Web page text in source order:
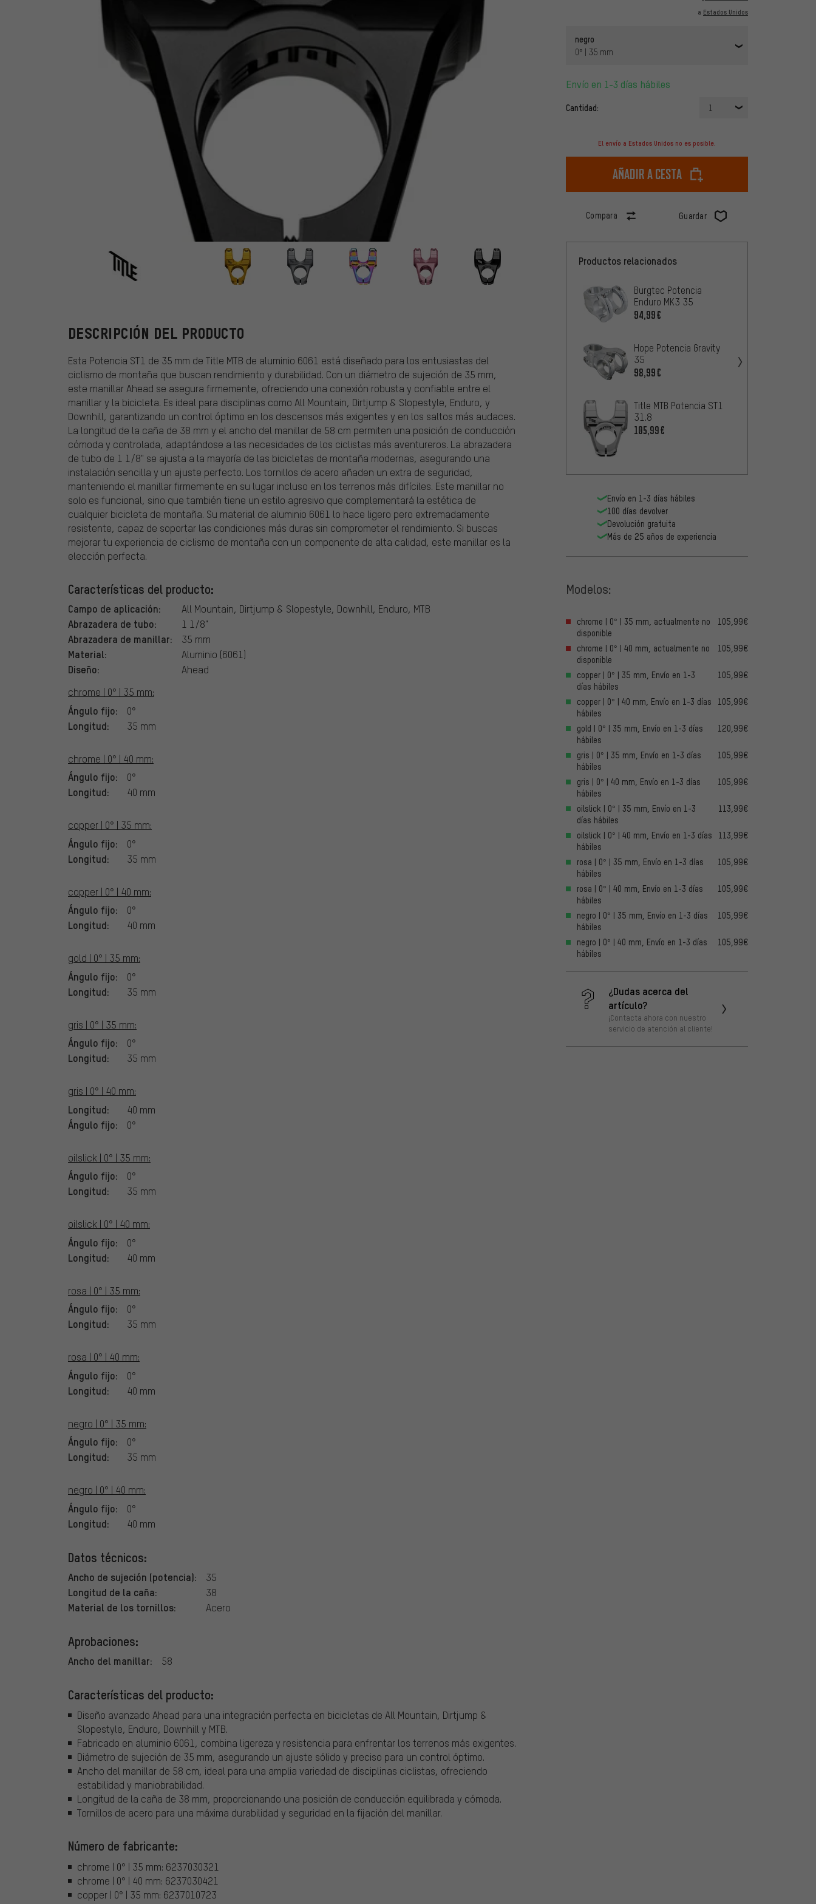
a Estados Unidos
negro
0° | 35 mm
Envío en 1-3 días hábiles
Cantidad: 1
El envío a Estados Unidos no es posible.
Añadir a cesta
Compara Guardar
Title MTB
DESCRIPCIÓN DEL PRODUCTO
Esta Potencia ST1 de 35 mm de Title MTB de aluminio 6061 está diseñado para los entusiastas del
ciclismo de montaña que buscan rendimiento y durabilidad. Con un diámetro de sujeción de 35 mm,
este manillar Ahead se asegura firmemente, ofreciendo una conexión robusta y confiable entre el
manillar y la bicicleta. Es ideal para disciplinas como All Mountain, Dirtjump & Slopestyle, Enduro, y
Downhill, garantizando un control óptimo en los descensos más exigentes y en los saltos más audaces.
La longitud de la caña de 38 mm y el ancho del manillar de 58 cm permiten una posición de conducción
cómoda y controlada, adaptándose a las necesidades de los ciclistas más aventureros. La abrazadera
de tubo de 1 1/8" se ajusta a la mayoría de las bicicletas de montaña modernas, asegurando una
instalación sencilla y un ajuste perfecto. Los tornillos de acero añaden un extra de seguridad,
manteniendo el manillar firmemente en su lugar incluso en los terrenos más difíciles. Este manillar no
solo es funcional, sino que también tiene un estilo agresivo que complementará la estética de
cualquier bicicleta de montaña. Su material de aluminio 6061 lo hace ligero pero extremadamente
resistente, capaz de soportar las condiciones más duras sin comprometer el rendimiento. Si buscas
mejorar tu experiencia de ciclismo de montaña con un componente de alta calidad, este manillar es la
elección perfecta.
Características del producto:
Campo de aplicación: All Mountain, Dirtjump & Slopestyle, Downhill, Enduro, MTB
Abrazadera de tubo: 1 1/8"
Abrazadera de manillar: 35 mm
Material: Aluminio (6061)
Diseño:
Ahead
chrome | 0° | 35 mm:
Ángulo fijo: 0°
Longitud: 35 mm
chrome | 0° | 40 mm:
Ángulo fijo: 0°
Longitud: 40 mm
copper | 0° | 35 mm:
Ángulo fijo: 0°
Longitud: 35 mm
copper | 0° | 40 mm:
Ángulo fijo: 0°
Longitud: 40 mm
gold | 0° | 35 mm:
Ángulo fijo: 0°
Longitud: 35 mm
gris | 0° | 35 mm:
Ángulo fijo: 0°
Longitud: 35 mm
gris | 0° | 40 mm:
Longitud: 40 mm
Ángulo fijo: 0°
oilslick | 0° | 35 mm:
Ángulo fijo: 0°
Longitud: 35 mm
oilslick | 0° | 40 mm:
Ángulo fijo: 0°
Longitud: 40 mm
rosa | 0° | 35 mm:
Ángulo fijo: 0°
Longitud: 35 mm
rosa | 0° | 40 mm:
Ángulo fijo: 0°
Longitud: 40 mm
negro | 0° | 35 mm:
Ángulo fijo: 0°
Longitud: 35 mm
negro | 0° | 40 mm:
Ángulo fijo: 0°
Longitud: 40 mm
Datos técnicos:
Ancho de sujeción (potencia): 35
Longitud de la caña: 38
Material de los tornillos: Acero
Aprobaciones:
Ancho del manillar: 58
Características del producto:
Diseño avanzado Ahead para una integración perfecta en bicicletas de All Mountain, Dirtjump &
Slopestyle, Enduro, Downhill y MTB.
Fabricado en aluminio 6061, combina ligereza y resistencia para enfrentar los terrenos más exigentes.
Diámetro de sujeción de 35 mm, asegurando un ajuste sólido y preciso para un control óptimo.
Ancho del manillar de 58 cm, ideal para una amplia variedad de disciplinas ciclistas, ofreciendo
estabilidad y maniobrabilidad.
Longitud de la caña de 38 mm, proporcionando una posición de conducción equilibrada y cómoda.
Tornillos de acero para una máxima durabilidad y seguridad en la fijación del manillar.
Número de fabricante:
chrome | 0° | 35 mm: 6237030321
chrome | 0° | 40 mm: 6237030421
copper | 0° | 35 mm: 6237010723
Productos relacionados
Burgtec Potencia
Enduro MK3 35
94,99€
Hope Potencia Gravity
35
98,99€
Title MTB Potencia ST1
31.8
105,99€
Envío en 1-3 días hábiles
100 días devolver
Devolución gratuita
Más de 25 años de experiencia
Modelos:
chrome | 0° | 35 mm, actualmente no
disponible
105,99€
chrome | 0° | 40 mm, actualmente no
disponible
105,99€
copper | 0° | 35 mm, Envío en 1-3
días hábiles
105,99€
copper | 0° | 40 mm, Envío en 1-3 días
hábiles
105,99€
gold | 0° | 35 mm, Envío en 1-3 días
hábiles
120,99€
gris | 0° | 35 mm, Envío en 1-3 días
hábiles
105,99€
gris | 0° | 40 mm, Envío en 1-3 días
hábiles
105,99€
oilslick | 0° | 35 mm, Envío en 1-3
días hábiles
113,99€
oilslick | 0° | 40 mm, Envío en 1-3 días
hábiles
113,99€
rosa | 0° | 35 mm, Envío en 1-3 días
hábiles
105,99€
rosa | 0° | 40 mm, Envío en 1-3 días
hábiles
105,99€
negro | 0° | 35 mm, Envío en 1-3 días
hábiles
105,99€
negro | 0° | 40 mm, Envío en 1-3 días
hábiles
105,99€
¿Dudas acerca del
artículo?
¡Contacta ahora con nuestro
servicio de atención al cliente!